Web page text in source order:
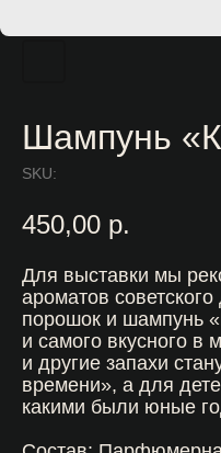
Шампунь
SKU:
450,00 р.
Для выставки мы
ароматов
порошок и шампунь
и самого вкусного
и другие запахи
времени», а для
какими были юные